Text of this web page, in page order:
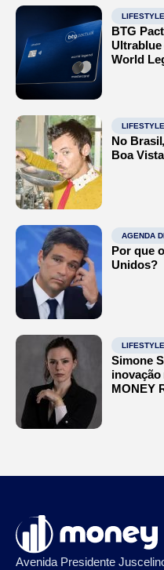
LIFESTYLE
BTG
Ultrablue
World
LIFESTYLE
No
Boa
AGENDA
Por que
Unidos?
LIFESTYLE
Simone
inovação
MONEY
Avenida Presidente